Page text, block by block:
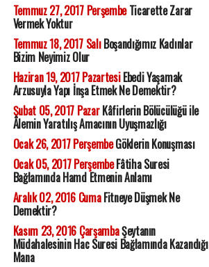
Temmuz 27, 2017 PerşembeTicarette Zarar
Vermek Yoktur
Temmuz 18, 2017 SalıBoşandığımız Kadınlar
Bizim Neyimiz Olur
Haziran 19, 2017 PazartesiEbedi Yaşamak
Arzusuyla Yapı İnşa Etmek Ne Demektir?
Şubat 05, 2017 PazarKâfirlerin Bölücülüğü ile
Âlemin Yaratılış Amacının Uyuşmazlığı
Ocak 26, 2017 PerşembeGöklerin Konuşması
Ocak 05, 2017 PerşembeFâtiha Suresi
Bağlamında Hamd Etmenin Anlamı
Aralık 02, 2016 CumaFitneye Düşmek Ne
Demektir?
Kasım 23, 2016 ÇarşambaŞeytanın
Müdahalesinin Hac Suresi Bağlamında Kazandığı
Mana